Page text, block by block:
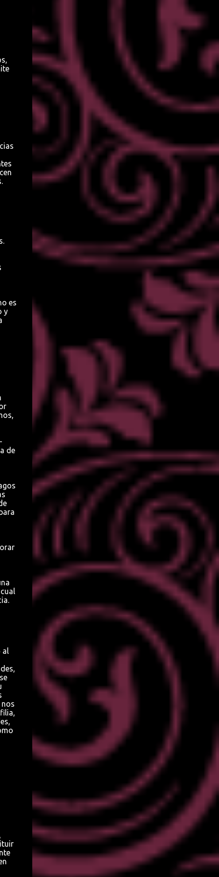
es
y
de
al
y usa LA PREGUNTA tiene el poder
alquímico. Halla la verdad. Vive en el oro.
Habita la belleza. Es mago silencioso.... Pues
todo lo comprende, todo lo mira, todo lo
sabe, todo lo conoce... 🕯️✨ INICIO TODAS LA
MONULAS FACEBOOK INSTAGRAM
YOUTUBE TIENDA MONULAR AMAZON
KINDLE